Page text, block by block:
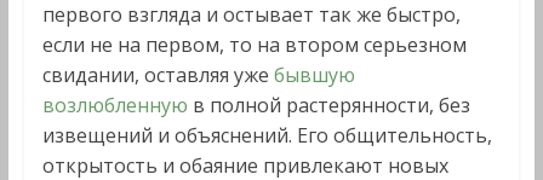
первого взгляда и остывает так же быстро,
если не на первом, то на втором серьезном
свидании, оставляя уже бывшую
возлюбленную в полной растерянности, без
извещений и объяснений. Его общительность,
открытость и обаяние привлекают новых